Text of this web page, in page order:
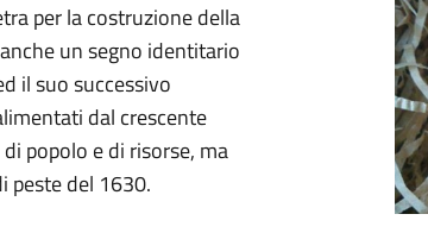
per la costruzione della
un segno identitario
il suo successivo
dal crescente
popolo e di risorse, ma
peste del 1630.